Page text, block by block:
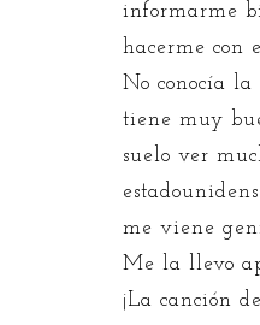
informarme
hacerme con
No conocía la
tiene muy
suelo ver
me viene
Me la llevo
¡La canción